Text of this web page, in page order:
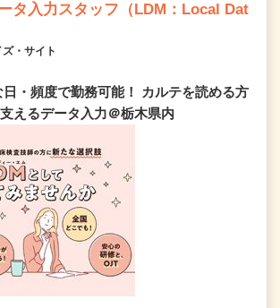
タ入力スタッフ（LDM：Local Dat
・サイト
・頻度で勤務可能！ カルテを読める方
えるデータ入力＠栃木県内